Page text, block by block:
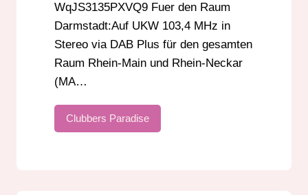
WqJS3135PXVQ9 Fuer den Raum
Darmstadt:Auf UKW 103,4 MHz in
Stereo via DAB Plus für den gesamten
Raum Rhein-Main und Rhein-Neckar
(MA…
Clubbers Paradise